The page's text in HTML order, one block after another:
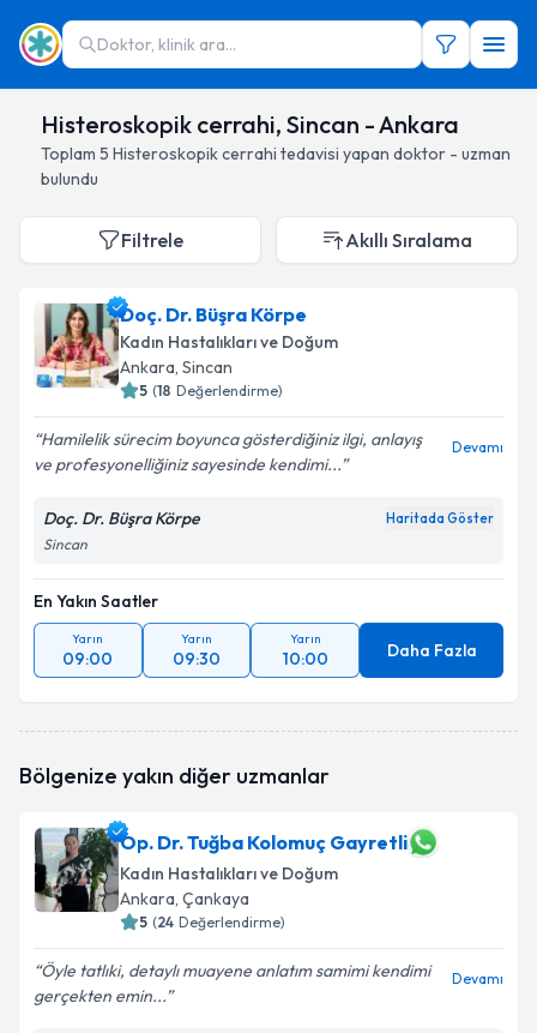
Doktor, klinik ara...
Histeroskopik cerrahi, Sincan - Ankara
Toplam 5 Histeroskopik cerrahi tedavisi yapan doktor - uzman
bulundu
Filtrele Akıllı Sıralama
Doç. Dr. Büşra Körpe
Kadın Hastalıkları ve Doğum
Ankara, Sincan
5 (18 Değerlendirme)
Hamilelik sürecim boyunca gösterdiğiniz ilgi, anlayış
ve profesyonelliğiniz sayesinde kendimi...
Devamı
Doç. Dr. Büşra Körpe Haritada Göster
Sincan
En Yakın Saatler
Yarın
09:00
Yarın
09:30
Yarın
10:00 Daha Fazla
Bölgenize yakın diğer uzmanlar
Op. Dr. Tuğba Kolomuç Gayretli
Kadın Hastalıkları ve Doğum
Ankara, Çankaya
5 (24 Değerlendirme)
Öyle tatlıki, detaylı muayene anlatım samimi kendimi
gerçekten emin...
Devamı